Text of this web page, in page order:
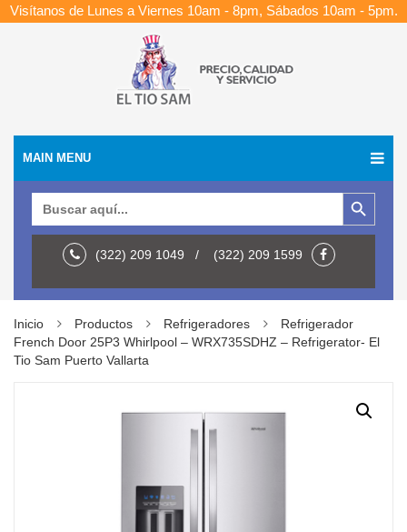
Visítanos de Lunes a Viernes 10am - 8pm, Sábados 10am - 5pm.
MAIN MENU
Botón de búsqueda
(322) 209 1049 / (322) 209 1599
Inicio Productos Refrigeradores
Refrigerador
French Door 25P3 Whirlpool – WRX735SDHZ – Refrigerator- El
Tio Sam Puerto Vallarta